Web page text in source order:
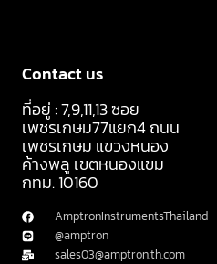
Contact us
ที่อยู่ : 7,9,11,13 ซอย
เพชรเกษม77แยก4 ถนน
เพชรเกษม แขวงหนอง
ค้างพลู เขตหนองแขม
กทม. 10160
AmptronInstrumentsThailand
@amptron
sales03@amptron.th.com